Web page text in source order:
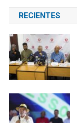
RECIENTES